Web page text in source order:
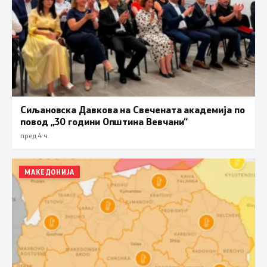
Сиљановска Давкова на Свечената академија по
повод „30 години Општина Вевчани“
пред 4 ч.
МАКЕДОНИЈА